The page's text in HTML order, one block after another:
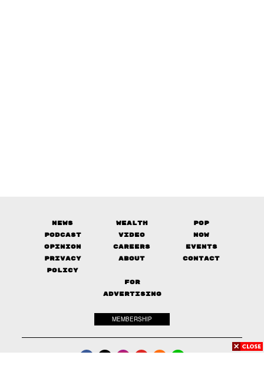
News Wealth
Pop
Podcast
Video
Now
Opinion
Careers
Events
Privacy
Policy
About Contact
FOR
ADVERTISING
MEMBERSHIP